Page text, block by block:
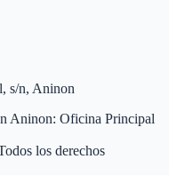
s/n, Aninon
Aninon: Oficina Principal
los derechos